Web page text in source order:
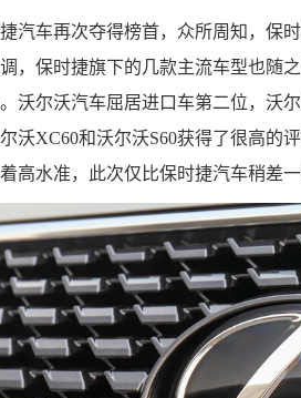
汽车再次夺得榜首，众所周知，保
，保时捷旗下的几款主流车型也随
沃尔沃汽车屈居进口车第二位，沃
沃XC60和沃尔沃S60获得了很高的
高水准，此次仅比保时捷汽车稍差一